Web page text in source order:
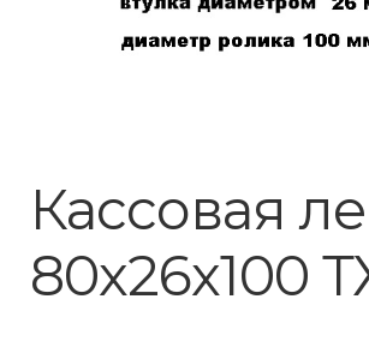
Кассовая
80х26х100